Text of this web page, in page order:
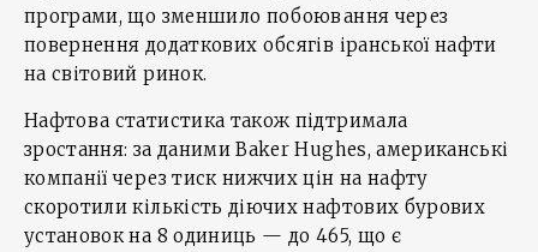
програми, що зменшило побоювання через
повернення додаткових обсягів іранської нафти
на світовий ринок.
Нафтова статистика також підтримала
зростання: за даними Baker Hughes, американські
компанії через тиск нижчих цін на нафту
скоротили кількість діючих нафтових бурових
установок на 8 одиниць — до 465, що є